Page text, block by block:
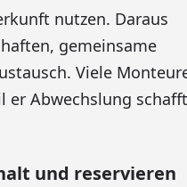
nutzen. Daraus
gemeinsame
Viele
er Abwechslung schafft
und reservieren